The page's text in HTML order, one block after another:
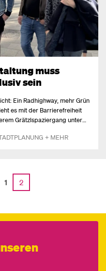
muss
sein
Ein Radhighway, mehr Grün
es mit der Barrierefreiheit
Grätzlspaziergang unter
+ MEHR
1 2